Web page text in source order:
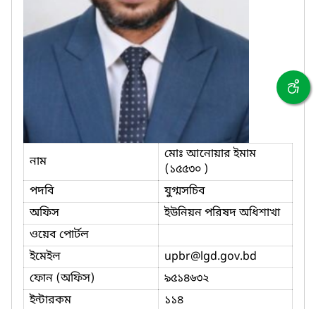
নাম
মোঃ আনোয়ার ইমাম
(১৫৫৩০ )
পদবি
যুগ্মসচিব
অফিস
ইউনিয়ন পরিষদ অধিশাখা
ওয়েব পোর্টল
ইমেইল
upbr@lgd.gov.bd
ফোন (অফিস)
৯৫১৪৬৩২
ইন্টারকম
১১৪